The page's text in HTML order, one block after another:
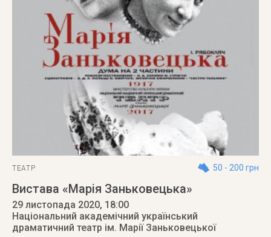
ТЕАТР 50 - 200 грн
Вистава «Марія Заньковецька»
29 листопада 2020, 18:00
Національний академічний український
драматичний театр ім. Марії Заньковецької